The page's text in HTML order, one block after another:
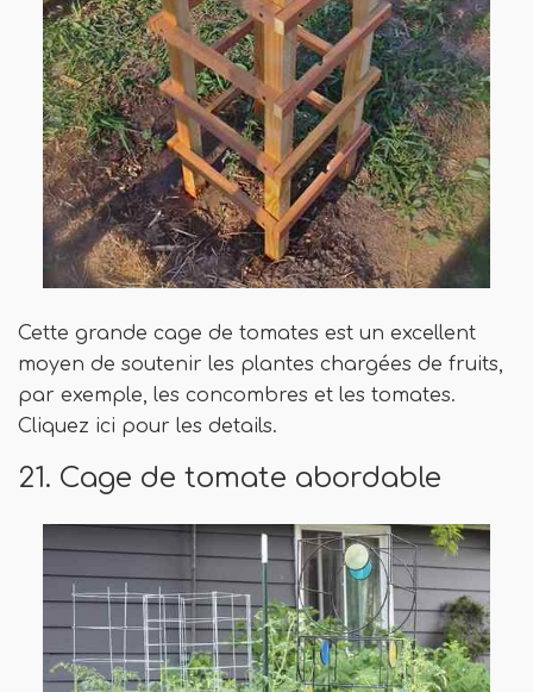
Cette grande cage de tomates est un excellent
moyen de soutenir les plantes chargées de fruits,
par exemple, les concombres et les tomates.
Cliquez ici pour les details.
21. Cage de tomate abordable